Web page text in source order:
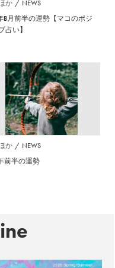
か NEWS
8月前半の運勢【マコのポジ
占い】
か NEWS
前半の運勢